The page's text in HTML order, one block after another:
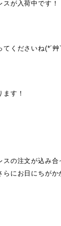
が入荷中です！
てくださいね(*´艸
ます！
スの注文が込み
らにお日にちがか